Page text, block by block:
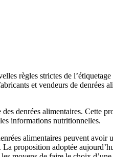
règles strictes de
et vendeurs de denrées
denrées alimentaires. Cette
informations nutritionnelles.
alimentaires peuvent avoir
proposition adoptée